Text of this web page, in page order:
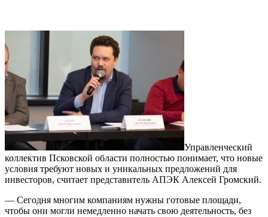
Управленческий
коллектив Псковской области полностью понимает, что новые
условия требуют новых и уникальных предложений для
инвесторов, считает представитель АПЭК Алексей Громский.
— Сегодня многим компаниям нужны готовые площади,
чтобы они могли немедленно начать свою деятельность, без